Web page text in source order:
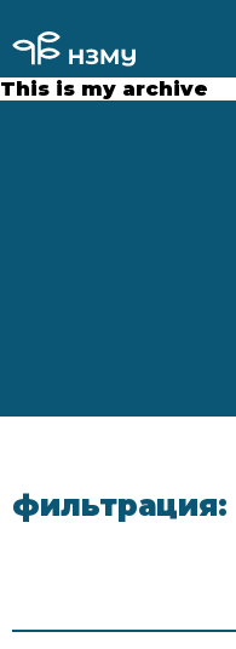
This is my archive
фильтрация: